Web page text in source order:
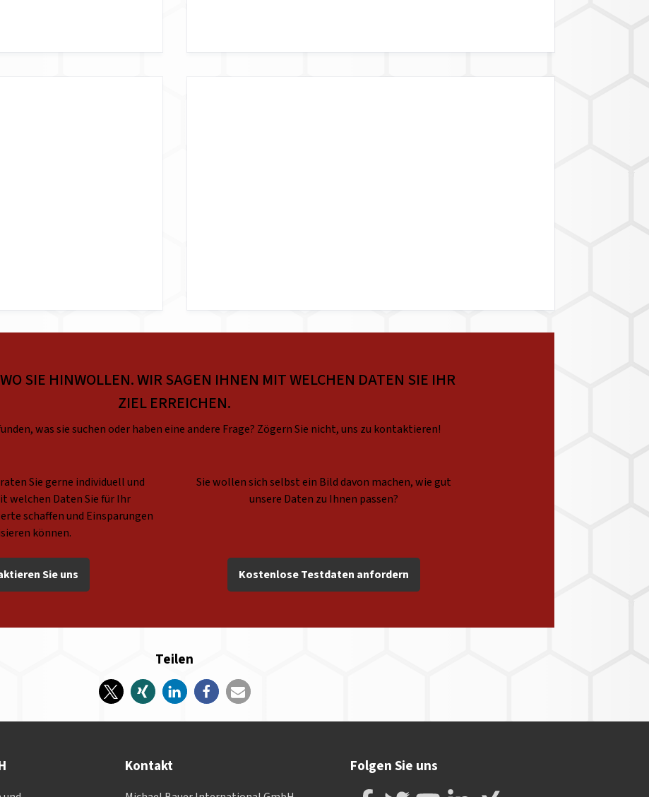
SIE HINWOLLEN. WIR SAGEN IHNEN MIT WELCHEN DATEN SIE IHR
ZIEL ERREICHEN.
was sie suchen oder haben eine andere Frage? Zögern Sie nicht, uns zu kontaktieren!
Sie gerne individuell und
welchen Daten Sie für Ihr
schaffen und Einsparungen
können.
Sie wollen sich selbst ein Bild davon machen, wie gut
unsere Daten zu Ihnen passen?
Sie uns Kostenlose Testdaten anfordern
Teilen
Kontakt Folgen Sie uns